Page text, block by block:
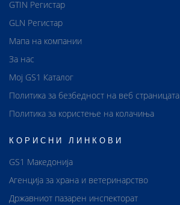
GTIN Регистар
GLN Регистар
Мапа на компании
За нас
Мој GS1 Каталог
Политика за безбедност на веб страницата
Политика за користење на колачиња
КОРИСНИ ЛИНКОВИ
GS1 Македонија
Агенција за храна и ветеринарство
Државниот пазарен инспекторат